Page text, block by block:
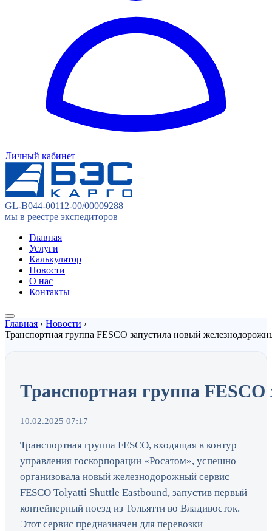
Личный кабинет
GL-B044-00112-00/00009288
мы в реестре экспедиторов
Главная
Услуги
Калькулятор
Новости
О нас
Контакты
Главная › Новости ›
Транспортная группа FESCO запустила новый
Транспортная группа
10.02.2025 07:17
Транспортная группа FESCO, входящая в контур
управления госкорпорации «Росатом», успешно
организовала новый железнодорожный сервис
FESCO Tolyatti Shuttle Eastbound, запустив первый
контейнерный поезд из Тольятти во Владивосток.
Этот сервис предназначен для перевозки